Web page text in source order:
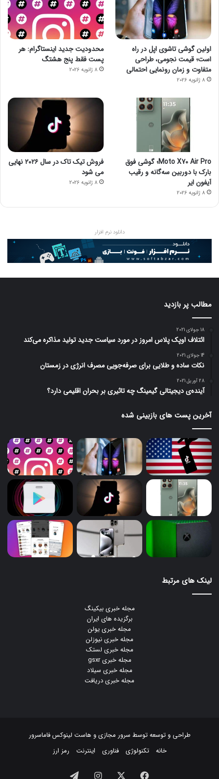
اولین گوشی تاشوی اپل در راه
است؛ قیمت نجومی، طراحی
متفاوت و زمان رونمایی احتمالی
8 ژانویه 2026
محدودیت جدید اینستاگرام: هر
پست فقط پنج هشتگ
8 ژانویه 2026
Moto X70 Air Pro؛ گوشی فوق
بارک با دوربین سه‌گانه و رقیب
آیفون ایر
8 ژانویه 2026
فروش تیک تاک در سال ۲۰۲۶ نهایی
می شود
8 ژانویه 2026
دانلود نرم افزار
مطالب پر بازدید
18 جولای 2021
ائتلاف اوپک پلاس امروز در مورد سیاست جدید تولید مذاکره می‌کند
14 جولای 2021
نکات ساده و طلایی برای صرفه‌جویی مصرف انرژی در زمستان
28 آوریل 2021
آینده‌ی دیجیتالی گیمینگ چه تاثیری بر بحران اقلیمی دارد؟
آخرین پست های بازبینی شده
لینک های مرتبط
مجله خبری بیکینگ
برگزیده های ایران
مجله خبری یولن
مجله خبری نیوزلن
مجله خبری لستک
مجله خبری gsxr
مجله خبری سیلاد
مجله خبری دریافت
طراحی و توسعه توسط سرور مجازیو هاست لینوکسفاماسرور
خانه
تکنولوژی فناوری اینترنت رمز ارز
فیسبوک ایکس اینستاگرام